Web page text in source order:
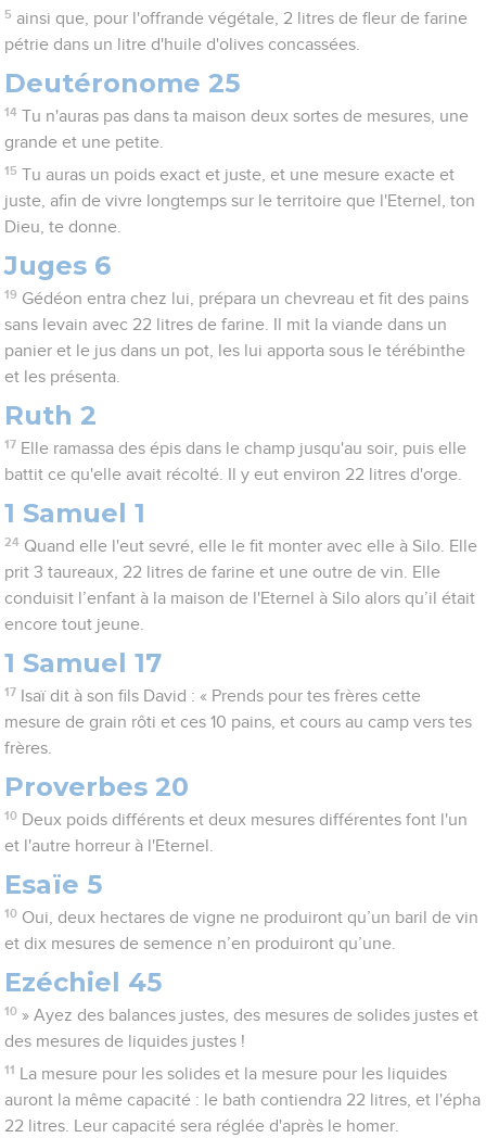
5 ainsi que, pour l'offrande végétale, 2 litres de fleur de farine
pétrie dans un litre d'huile d'olives concassées.
Deutéronome 25
14 Tu n'auras pas dans ta maison deux sortes de mesures, une
grande et une petite.
15 Tu auras un poids exact et juste, et une mesure exacte et
juste, afin de vivre longtemps sur le territoire que l'Eternel, ton
Dieu, te donne.
Juges 6
19 Gédéon entra chez lui, prépara un chevreau et fit des pains
sans levain avec 22 litres de farine. Il mit la viande dans un
panier et le jus dans un pot, les lui apporta sous le térébinthe
et les présenta.
Ruth 2
17 Elle ramassa des épis dans le champ jusqu'au soir, puis elle
battit ce qu'elle avait récolté. Il y eut environ 22 litres d'orge.
1 Samuel 1
24 Quand elle l'eut sevré, elle le fit monter avec elle à Silo. Elle
prit 3 taureaux, 22 litres de farine et une outre de vin. Elle
conduisit l’enfant à la maison de l'Eternel à Silo alors qu’il était
encore tout jeune.
1 Samuel 17
17
Isaï dit à son fils David : « Prends pour tes frères cette
mesure de grain rôti et ces 10 pains, et cours au camp vers tes
frères.
Proverbes 20
10 Deux poids différents et deux mesures différentes font l'un
et l'autre horreur à l'Eternel.
Esaïe 5
10 Oui, deux hectares de vigne ne produiront qu’un baril de vin
et dix mesures de semence n’en produiront qu’une.
Ezéchiel 45
10 » Ayez des balances justes, des mesures de solides justes et
des mesures de liquides justes !
11
La mesure pour les solides et la mesure pour les liquides
auront la même capacité : le bath contiendra 22 litres, et l'épha
22 litres. Leur capacité sera réglée d'après le homer.